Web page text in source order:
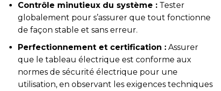
Contrôle minutieux du système :Tester
globalement pour s’assurer que tout fonctionne
de façon stable et sans erreur.
Perfectionnement et certification :Assurer
que le tableau électrique est conforme aux
normes de sécurité électrique pour une
utilisation, en observant les exigences techniques